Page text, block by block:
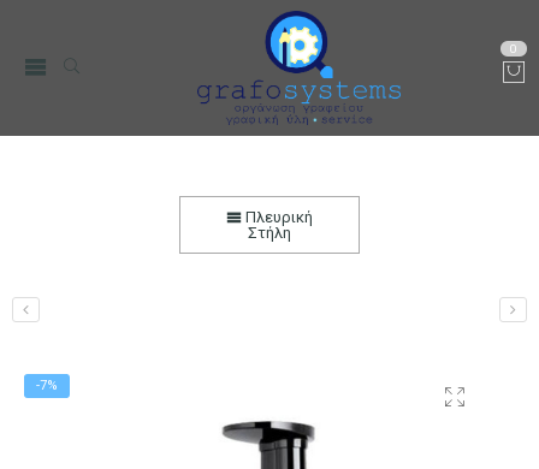
0
(Χαμηλής Ταχύτητας)
Μικρο-Συσκευές Κουζίνας
Πλευρική
Στήλη
-7%